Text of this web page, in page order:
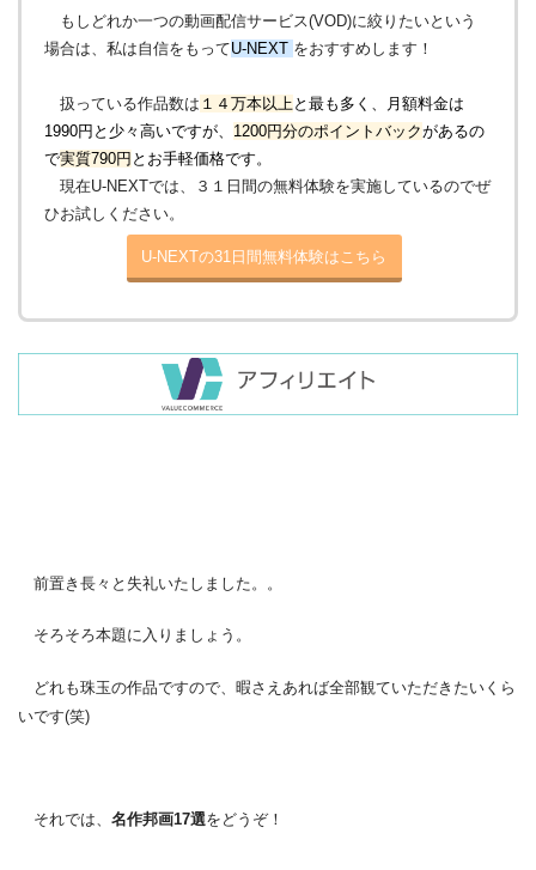
もしどれか一つの動画配信サービス(VOD)に絞りたいという
場合は、私は自信をもってU-NEXT をおすすめします！
扱っている作品数は １４万本以上 と最も多く、月額料金は
1990円と少々高いですが、 1200円分のポイントバックがあるの
で実質790円 とお手軽価格です。
現在U-NEXTでは、３１日間の無料体験を実施しているのでぜ
ひお試しください。
U-NEXTの31日間無料体験はこちら
前置き長々と失礼いたしました。。
そろそろ本題に入りましょう。
どれも珠玉の作品ですので、暇さえあれば全部観ていただきたいくら
いです(笑)
それでは、 名作邦画17選をどうぞ！